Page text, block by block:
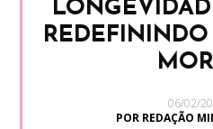
06/02/
POR REDAÇÃO